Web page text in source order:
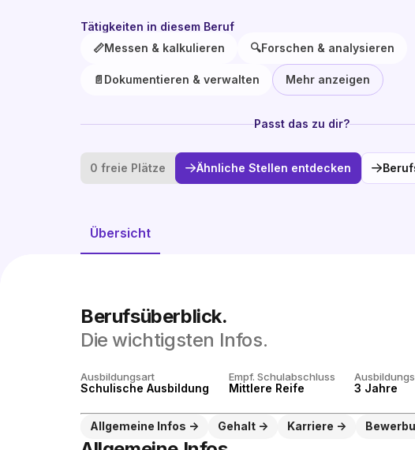
Tätigkeiten in diesem Beruf
📏Messen & kalkulieren 🔍Forschen & analysieren
📄 Dokumentieren & verwalten Mehr anzeigen
Passt das zu dir?
0 freie Plätze Ähnliche Stellen entdecken
Übersicht
Berufsüberblick.
Die wichtigsten Infos.
Ausbildungsart
Schulische Ausbildung
Empf. Schulabschluss
Mittlere Reife 3 Jahre
Allgemeine Infos Gehalt Karriere